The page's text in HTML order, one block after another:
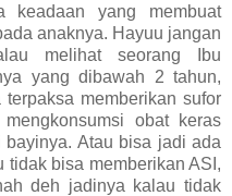
keadaan yang membuat
anaknya. Hayuu jangan
melihat seorang Ibu
yang dibawah 2 tahun,
memberikan sufor
obat keras
Atau bisa jadi ada
tidak bisa memberikan ASI,
deh jadinya kalau tidak